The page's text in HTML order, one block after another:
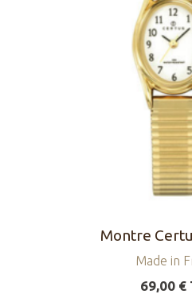
Montre
Made in
69,00 €